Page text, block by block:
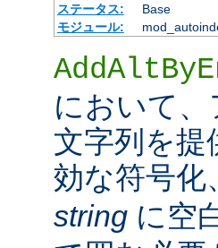
ステータス:
Base
モジュール:
において
文字列を提
効な符号化
string に空